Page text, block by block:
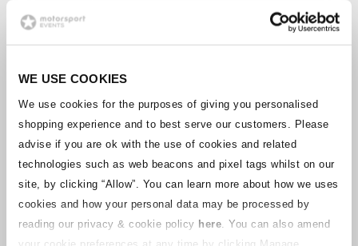
WE USE COOKIES
We use cookies for the purposes of giving you personalised
shopping experience and to best serve our customers. Please
advise if you are ok with the use of cookies and related
technologies such as web beacons and pixel tags whilst on our
site, by clicking “Allow”. You can learn more about how we uses
cookies and how your personal data may be processed by
reading our privacy & cookie policy here . You can also amend
de 2027 se esconden y salen a la pista
cuando la nueva temporada entra en acción.
¿POR QUÉ IR A LAS PRUEBAS DE
PRETEMPORADA DE LA F1?
Una vez que la temporada baja llega a su
fin, la atención se centra firmemente en el
calendario de la Fórmula 1 del año que
viene, y las pruebas de pretemporada
marcan el primer capítulo de la campaña